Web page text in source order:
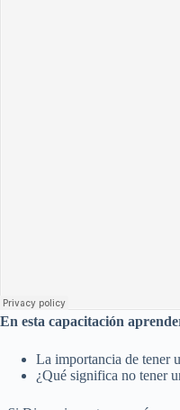
En esta capacitación
La importancia de tener
¿Qué significa no tener